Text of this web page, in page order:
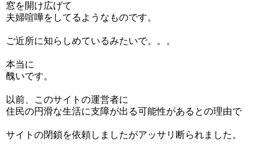
窓を開け広げて
夫婦喧嘩をしてるようなものです。
ご近所に知らしめているみたいで。。。
本当に
醜いです。
以前、このサイトの運営者に
住民の円滑な生活に支障が出る可能性があるとの理由で
サイトの閉鎖を依頼しましたがアッサリ断られました。